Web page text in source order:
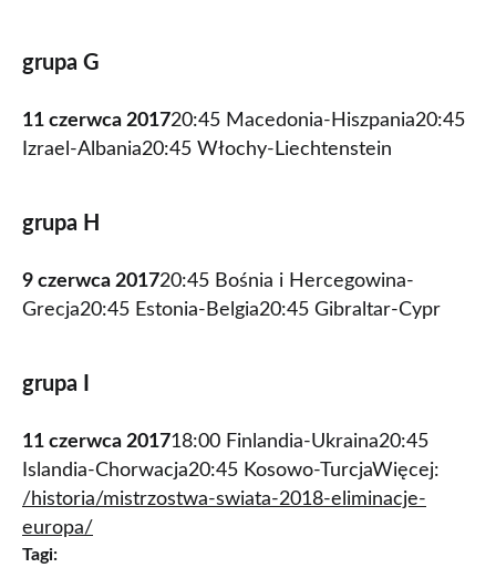
grupa G
11 czerwca 201720:45 Macedonia-Hiszpania20:45
Izrael-Albania20:45 Włochy-Liechtenstein
grupa H
9 czerwca 201720:45 Bośnia i Hercegowina-
Grecja20:45 Estonia-Belgia20:45 Gibraltar-Cypr
grupa I
11 czerwca 201718:00 Finlandia-Ukraina20:45
Islandia-Chorwacja20:45 Kosowo-TurcjaWięcej:
/historia/mistrzostwa-swiata-2018-eliminacje-
europa/
Tagi: